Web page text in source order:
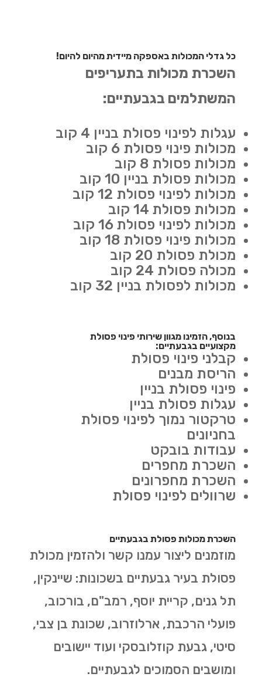
כל גדלי המכולות באספקה מיידית מהיום להיום!
השכרת מכולות בתעריפים
המשתלמים בגבעתיים:
עגלות לפינוי פסולת בניין 4 קוב
מכולות פינוי פסולת 6 קוב
מכולות פסולת 8 קוב
מכולות פסולת בניין 10 קוב
מכולות לפינוי פסולת 12 קוב
מכולות פסולת 14 קוב
מכולות לפינוי פסולת 16 קוב
מכולות פינוי פסולת 18 קוב
מכולת פסולת 20 קוב
מכולה פסולת 24 קוב
מכולות לפסולת בניין 32 קוב
בנוסף, הזמינו מגוון שירותי פינוי פסולת
מקצועיים בגבעתיים:
קבלני פינוי פסולת
הריסת מבנים
פינוי פסולת בניין
עגלות פסולת בניין
טרקטור נמוך לפינוי פסולת
בחניונים
עבודות בובקט
השכרת מחפרים
השכרת מחפרונים
שרוולים לפינוי פסולת
השכרת מכולות פסולת בגבעתיים
מוזמנים ליצור עמנו קשר ולהזמין מכולת
פסולת בעיר גבעתיים בשכונות: שיינקין,
תל גנים, קריית יוסף, רמב"ם, בורכוב,
פועלי הרכבת, ארלוזרוב, שכונת בן צבי,
סיטי, גבעת קוזלובסקי ועוד יישובים
ומושבים הסמוכים לגבעתיים.